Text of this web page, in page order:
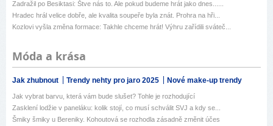
Zadražil po Besiktasi: Štve nás to. Ale pokud budeme hrát jako dnes......
Hradec hrál velice dobře, ale kvalita soupeře byla znát. Prohra na hři...
Kozlovi vyšla změna formace: Takhle chceme hrát! Výhru zařídili sváteč...
Móda a krása
Jak zhubnout Trendy nehty pro jaro 2025 Nové make-up trendy
Jak vybrat barvu, která vám bude slušet? Tohle je rozhodující
Zasklení lodžie v paneláku: kolik stojí, co musí schválit SVJ a kdy se...
Šmiky šmiky u Bereniky. Kohoutová se rozhodla zásadně změnit účes